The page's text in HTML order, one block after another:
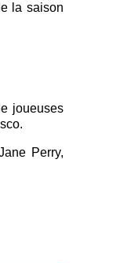
la saison
joueuses
Perry,